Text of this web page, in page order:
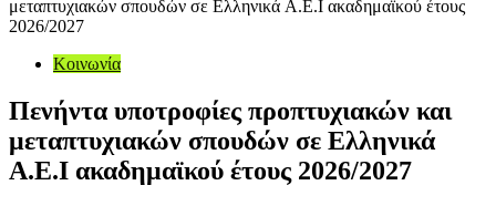
μεταπτυχιακών σπουδών σε Ελληνικά A.E.I ακαδημαϊκού έτους
2026/2027
Κοινωνία
Πενήντα υποτροφίες προπτυχιακών και
μεταπτυχιακών σπουδών σε Ελληνικά
A.E.I ακαδημαϊκού έτους 2026/2027